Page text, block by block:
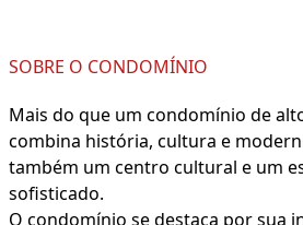
SOBRE O CONDOMÍNIO
Mais do que um condomínio de
combina história, cultura e
também um centro cultural e um
sofisticado.
O condomínio se destaca por sua